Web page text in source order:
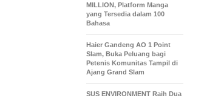
MILLION, Platform Manga
yang Tersedia dalam 100
Bahasa
Haier Gandeng AO 1 Point
Slam, Buka Peluang bagi
Petenis Komunitas Tampil di
Ajang Grand Slam
SUS ENVIRONMENT Raih Dua